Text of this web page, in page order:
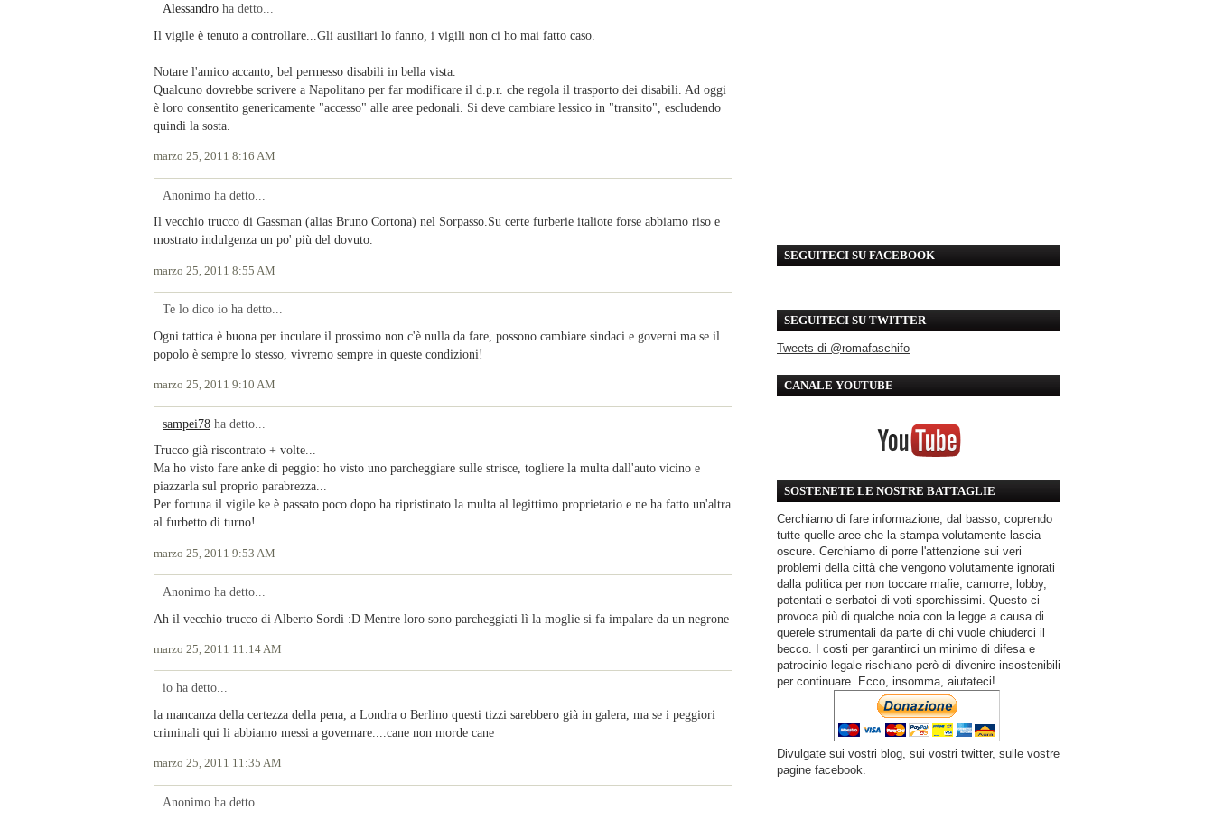
Alessandro ha detto...
Il vigile è tenuto a controllare...Gli ausiliari lo fanno, i vigili non ci ho mai fatto caso.
Notare l'amico accanto, bel permesso disabili in bella vista.
Qualcuno dovrebbe scrivere a Napolitano per far modificare il d.p.r. che regola il trasporto dei disabili. Ad oggi
è loro consentito genericamente "accesso" alle aree pedonali. Si deve cambiare lessico in "transito", escludendo
quindi la sosta.
marzo 25, 2011 8:16 AM
Anonimo ha detto...
Il vecchio trucco di Gassman (alias Bruno Cortona) nel Sorpasso.Su certe furberie italiote forse abbiamo riso e
mostrato indulgenza un po' più del dovuto.
marzo 25, 2011 8:55 AM
Te lo dico io ha detto...
Ogni tattica è buona per inculare il prossimo non c'è nulla da fare, possono cambiare sindaci e governi ma se il
popolo è sempre lo stesso, vivremo sempre in queste condizioni!
marzo 25, 2011 9:10 AM
sampei78 ha detto...
Trucco già riscontrato + volte...
Ma ho visto fare anke di peggio: ho visto uno parcheggiare sulle strisce, togliere la multa dall'auto vicino e
piazzarla sul proprio parabrezza...
Per fortuna il vigile ke è passato poco dopo ha ripristinato la multa al legittimo proprietario e ne ha fatto un'altra
al furbetto di turno!
marzo 25, 2011 9:53 AM
Anonimo ha detto...
Ah il vecchio trucco di Alberto Sordi :D Mentre loro sono parcheggiati lì la moglie si fa impalare da un negrone
marzo 25, 2011 11:14 AM
io ha detto...
la mancanza della certezza della pena, a Londra o Berlino questi tizzi sarebbero già in galera, ma se i peggiori
criminali qui li abbiamo messi a governare....cane non morde cane
marzo 25, 2011 11:35 AM
Anonimo ha detto...
SEGUITECI SU FACEBOOK
SEGUITECI SU TWITTER
Tweets di @romafaschifo
CANALE YOUTUBE
SOSTENETE LE NOSTRE BATTAGLIE
Cerchiamo di fare informazione, dal basso, coprendo
tutte quelle aree che la stampa volutamente lascia
oscure. Cerchiamo di porre l'attenzione sui veri
problemi della città che vengono volutamente ignorati
dalla politica per non toccare mafie, camorre, lobby,
potentati e serbatoi di voti sporchissimi. Questo ci
provoca più di qualche noia con la legge a causa di
querele strumentali da parte di chi vuole chiuderci il
becco. I costi per garantirci un minimo di difesa e
patrocinio legale rischiano però di divenire insostenibili
per continuare. Ecco, insomma, aiutateci!
Divulgate sui vostri blog, sui vostri twitter, sulle vostre
pagine facebook.